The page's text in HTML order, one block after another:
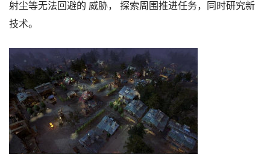
射尘等无法回避的 威胁， 探索周围推进任务，同时研究新
技术。